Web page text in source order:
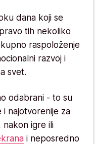
dana koji se
tih nekoliko
raspoloženje
razvoj i
svet.
odabrani - to su
i najotvorenije za
nakon igre ili
i neposredno